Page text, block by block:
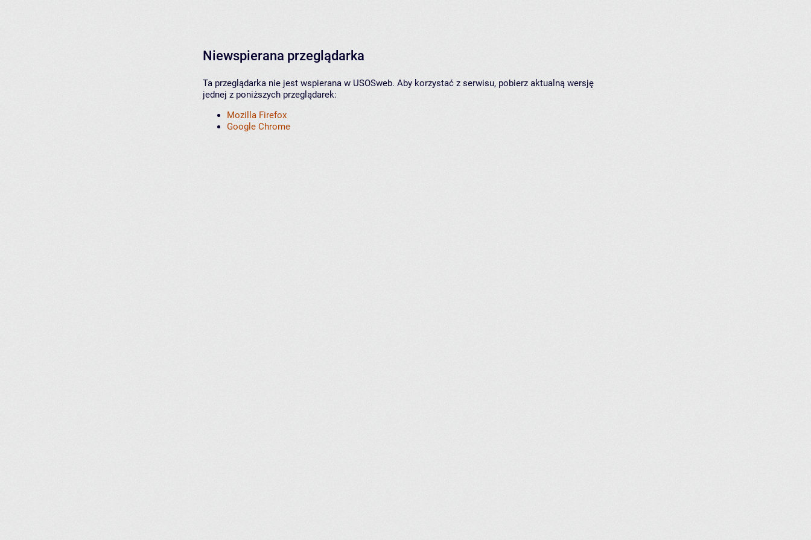
Niewspierana przeglądarka
Ta przeglądarka nie jest wspierana w USOSweb. Aby korzystać z serwisu, pobierz aktualną wersję
jednej z poniższych przeglądarek:
Mozilla Firefox
Google Chrome